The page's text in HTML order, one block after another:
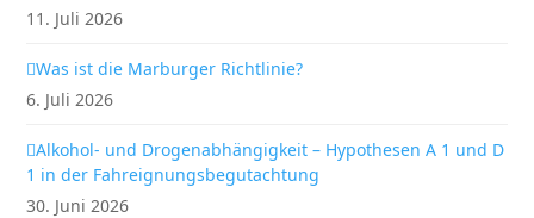
11. Juli 2026
Was ist die Marburger Richtlinie?
6. Juli 2026
Alkohol- und Drogenabhängigkeit – Hypothesen A 1 und D
1 in der Fahreignungsbegutachtung
30. Juni 2026